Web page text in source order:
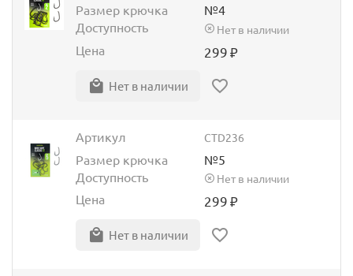
Размер крючка
№4
Доступность
Нет в наличии
Цена 299₽
Нет в наличии
Артикул CTD236
Размер крючка
№5
Доступность
Нет в наличии
Цена 299₽
Нет в наличии